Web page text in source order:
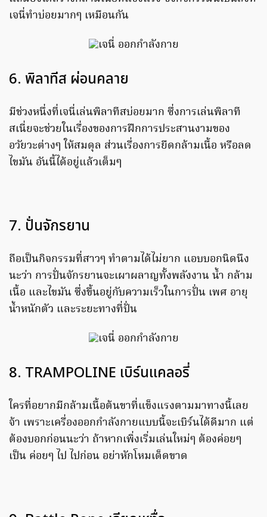
เจนี่ทำบ่อยมากๆ เหมือนกัน
6. พิลาทีส ผ่อนคลาย
มีช่วงหนึ่งที่เจนี่เล่นพิลาทีสบ่อยมาก ซึ่งการเล่นพิลาที
สเนี่ยจะช่วยในเรื่องของการฝึกการประสานงามของ
อวัยวะต่างๆ ให้สมดุล ส่วนเรื่องการยืดกล้ามเนื้อ หรือลด
ไขมัน อันนี้ได้อยู่แล้วเต็มๆ
7. ปั่นจักรยาน
ถือเป็นกิจกรรมที่สาวๆ ทำตามได้ไม่ยาก แอบบอกนิดนึง
นะว่า การปั่นจักรยานจะเผาผลาญทั้งพลังงาน น้ำ กล้าม
เนื้อ และไขมัน ซึ่งขึ้นอยู่กับความเร็วในการปั่น เพศ อายุ
น้ำหนักตัว และระยะทางที่ปั่น
8. TRAMPOLINE เบิร์นแคลอรี่
ใครที่อยากมีกล้ามเนื้อต้นขาที่แข็งแรงตามมาทางนี้เลย
จ้า เพราะเครื่องออกกำลังกายแบบนี้จะเบิร์นได้ดีมาก แต่
ต้องบอกก่อนนะว่า ถ้าหากเพิ่งเริ่มเล่นใหม่ๆ ต้องค่อยๆ
เป็น ค่อยๆ ไป ไปก่อน อย่าหักโหมเด็ดขาด